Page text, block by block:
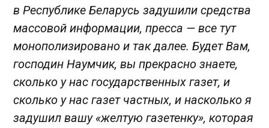
в Республике Беларусь задушили средства
массовой информации, пресса — все тут
монополизировано и так далее. Будет Вам,
господин Наумчик, вы прекрасно знаете,
сколько у нас государственных газет, и
сколько у нас газет частных, и насколько я
задушил вашу «желтую газетенку», которая